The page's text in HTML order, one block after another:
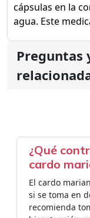
cápsulas en la
agua. Este
Preguntas
¿Qué
cardo
El cardo
si se toma en
recomienda